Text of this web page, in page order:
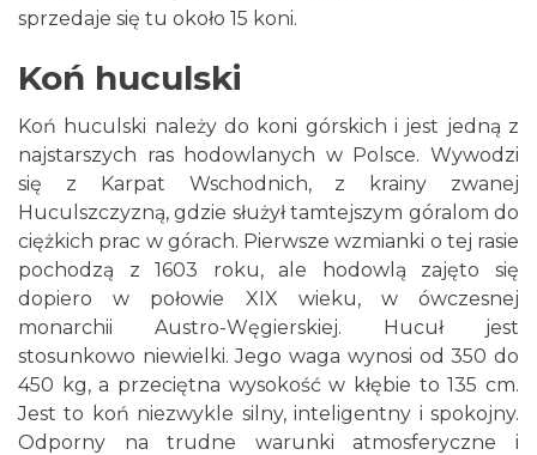
sprzedaje się tu około 15 koni.
Koń huculski
Koń huculski należy do koni górskich i jest jedną z
najstarszych ras hodowlanych w Polsce. Wywodzi
się z Karpat Wschodnich, z krainy zwanej
Huculszczyzną, gdzie służył tamtejszym góralom do
ciężkich prac w górach. Pierwsze wzmianki o tej rasie
pochodzą z 1603 roku, ale hodowlą zajęto się
dopiero w połowie XIX wieku, w ówczesnej
monarchii Austro-Węgierskiej. Hucuł jest
stosunkowo niewielki. Jego waga wynosi od 350 do
450 kg, a przeciętna wysokość w kłębie to 135 cm.
Jest to koń niezwykle silny, inteligentny i spokojny.
Odporny na trudne warunki atmosferyczne i